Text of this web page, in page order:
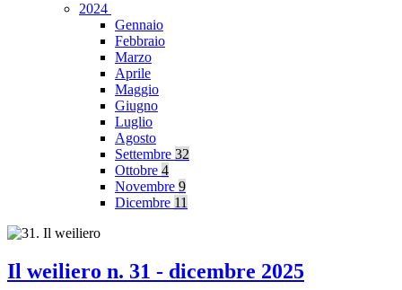
2024
Gennaio
Febbraio
Marzo
Aprile
Maggio
Giugno
Luglio
Agosto
Settembre 32
Ottobre 4
Novembre 9
Dicembre 11
Il weiliero n. 31 - dicembre 2025